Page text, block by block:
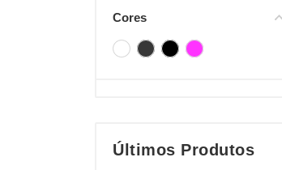
Cores
Últimos Produtos